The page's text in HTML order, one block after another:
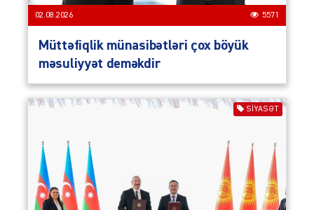
02.08.2026 5571
Müttəfiqlik münasibətləri çox böyük
məsuliyyət deməkdir
SIYASƏT